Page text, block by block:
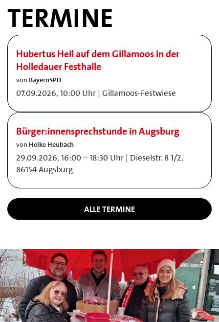
TERMINE
Hubertus Heil auf dem Gillamoos in der
Holledauer Festhalle
von BayernSPD
07.09.2026, 10:00 Uhr | Gillamoos-Festwiese
Bürger:innensprechstunde in Augsburg
von Heike Heubach
29.09.2026, 16:00 – 18:30 Uhr | Dieselstr. 8 1/2,
86154 Augsburg
ALLE TERMINE